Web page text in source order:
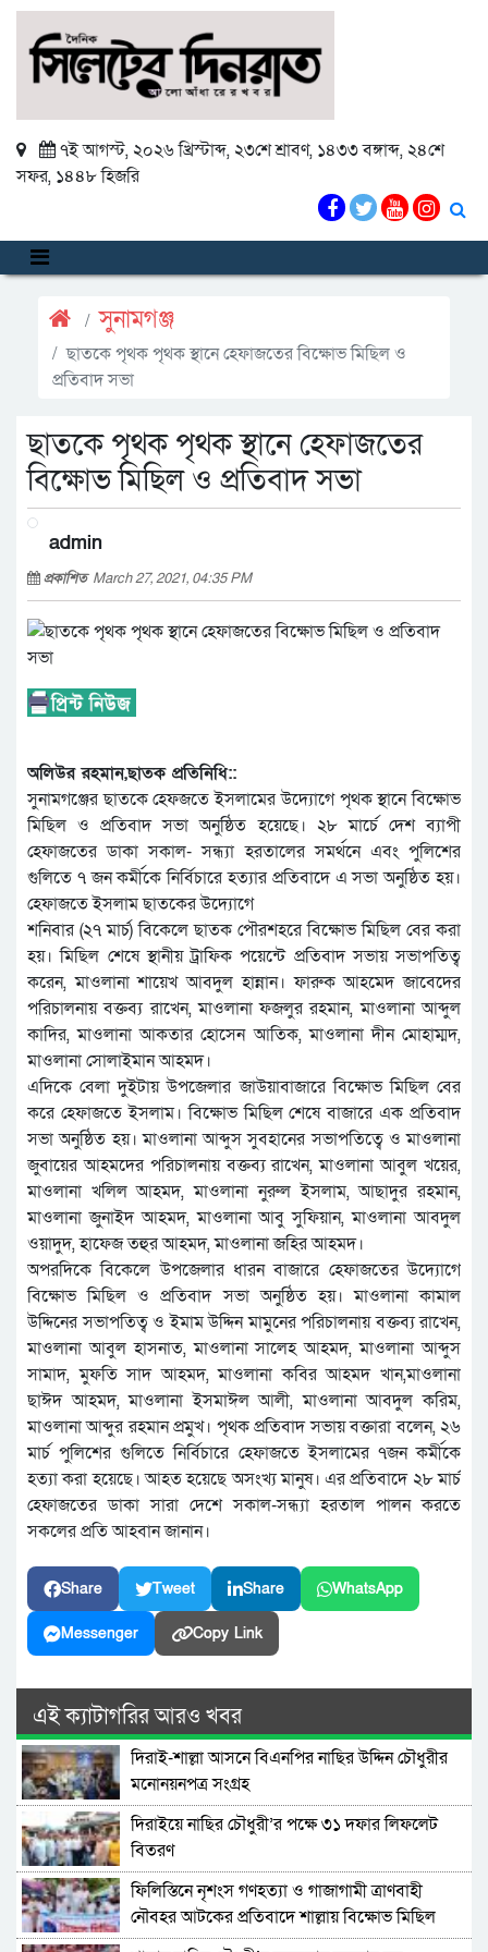
৭ই আগস্ট, ২০২৬ খ্রিস্টাব্দ, ২৩শে শ্রাবণ, ১৪৩৩ বঙ্গাব্দ, ২৪শে
সফর, ১৪৪৮ হিজরি
সুনামগঞ্জ
ছাতকে পৃথক পৃথক স্থানে হেফাজতের বিক্ষোভ মিছিল ও
প্রতিবাদ সভা
ছাতকে পৃথক পৃথক স্থানে হেফাজতের
বিক্ষোভ মিছিল ও প্রতিবাদ সভা
admin
প্রকাশিত March 27, 2021, 04:35 PM
অলিউর রহমান,ছাতক প্রতিনিধি::
সুনামগঞ্জের ছাতকে হেফজতে ইসলামের উদ্যোগে পৃথক স্থানে বিক্ষোভ
মিছিল ও প্রতিবাদ সভা অনুষ্ঠিত হয়েছে। ২৮ মার্চে দেশ ব্যাপী
হেফাজতের ডাকা সকাল- সন্ধ্যা হরতালের সমর্থনে এবং পুলিশের
গুলিতে ৭ জন কর্মীকে নির্বিচারে হত্যার প্রতিবাদে এ সভা অনুষ্ঠিত হয়।
হেফাজতে ইসলাম ছাতকের উদ্যোগে
শনিবার (২৭ মার্চ) বিকেলে ছাতক পৌরশহরে বিক্ষোভ মিছিল বের করা
হয়। মিছিল শেষে স্থানীয় ট্রাফিক পয়েন্টে প্রতিবাদ সভায় সভাপতিত্ব
করেন, মাওলানা শায়েখ আবদুল হান্নান। ফারুক আহমেদ জাবেদের
পরিচালনায় বক্তব্য রাখেন, মাওলানা ফজলুর রহমান, মাওলানা আব্দুল
কাদির, মাওলানা আকতার হোসেন আতিক, মাওলানা দীন মোহাম্মদ,
মাওলানা সোলাইমান আহমদ।
এদিকে বেলা দুইটায় উপজেলার জাউয়াবাজারে বিক্ষোভ মিছিল বের
করে হেফাজতে ইসলাম। বিক্ষোভ মিছিল শেষে বাজারে এক প্রতিবাদ
সভা অনুষ্ঠিত হয়। মাওলানা আব্দুস সুবহানের সভাপতিত্বে ও মাওলানা
জুবায়ের আহমদের পরিচালনায় বক্তব্য রাখেন, মাওলানা আবুল খয়ের,
মাওলানা খলিল আহমদ, মাওলানা নুরুল ইসলাম, আছাদুর রহমান,
মাওলানা জুনাইদ আহমদ, মাওলানা আবু সুফিয়ান, মাওলানা আবদুল
ওয়াদুদ, হাফেজ তহুর আহমদ, মাওলানা জহির আহমদ।
অপরদিকে বিকেলে উপজেলার ধারন বাজারে হেফাজতের উদ্যোগে
বিক্ষোভ মিছিল ও প্রতিবাদ সভা অনুষ্ঠিত হয়। মাওলানা কামাল
উদ্দিনের সভাপতিত্ব ও ইমাম উদ্দিন মামুনের পরিচালনায় বক্তব্য রাখেন,
মাওলানা আবুল হাসনাত, মাওলানা সালেহ আহমদ, মাওলানা আব্দুস
সামাদ, মুফতি সাদ আহমদ, মাওলানা কবির আহমদ খান,মাওলানা
ছাঈদ আহমদ, মাওলানা ইসমাঈল আলী, মাওলানা আবদুল করিম,
মাওলানা আব্দুর রহমান প্রমুখ। পৃথক প্রতিবাদ সভায় বক্তারা বলেন, ২৬
মার্চ পুলিশের গুলিতে নির্বিচারে হেফাজতে ইসলামের ৭জন কর্মীকে
হত্যা করা হয়েছে। আহত হয়েছে অসংখ্য মানুষ। এর প্রতিবাদে ২৮ মার্চ
হেফাজতের ডাকা সারা দেশে সকাল-সন্ধ্যা হরতাল পালন করতে
সকলের প্রতি আহবান জানান।
Share Tweet Share WhatsApp
Messenger Copy Link
এই ক্যাটাগরির আরও খবর
দিরাই-শাল্লা আসনে বিএনপির নাছির উদ্দিন চৌধুরীর
মনোনয়নপত্র সংগ্রহ
দিরাইয়ে নাছির চৌধুরী’র পক্ষে ৩১ দফার লিফলেট
বিতরণ
ফিলিস্তিনে নৃশংস গণহত্যা ও গাজাগামী ত্রাণবাহী
নৌবহর আটকের প্রতিবাদে শাল্লায় বিক্ষোভ মিছিল